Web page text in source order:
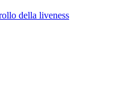
della liveness